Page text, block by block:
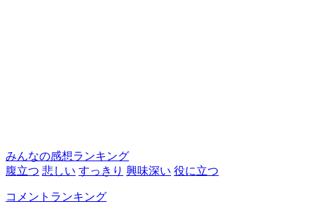
みんなの感想ランキング
腹立つ 悲しい すっきり 興味深い 役に立つ
コメントランキング